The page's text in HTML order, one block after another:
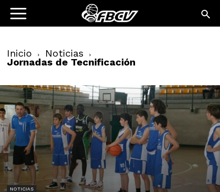
Inicio Noticias
Jornadas de Tecnificación
NOTICIAS